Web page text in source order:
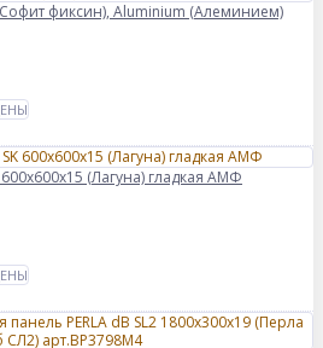
фиксин), Aluminium (Алеминием)
(Лагуна) гладкая АМФ